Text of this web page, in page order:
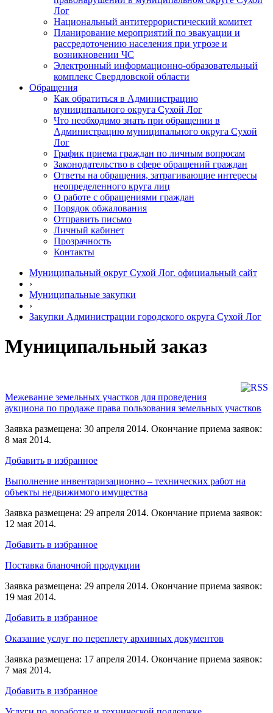
Лог
Национальный антитеррористический комитет
Планирование мероприятий по эвакуации и
рассредоточению населения при угрозе и
возникновении ЧС
Электронный информационно-образовательный
комплекс Свердловской области
Обращения
Как обратиться в Администрацию
муниципального округа Сухой Лог
Что необходимо знать при обращении в
Администрацию муниципального округа Сухой
Лог
График приема граждан по личным вопросам
Законодательство в сфере обращений граждан
Ответы на обращения, затрагивающие интересы
неопределенного круга лиц
О работе с обращениями граждан
Порядок обжалования
Отправить письмо
Личный кабинет
Прозрачность
Контакты
Муниципальный округ Сухой Лог. официальный сайт
›
Муниципальные закупки
›
Закупки Администрации городского округа Сухой Лог
Муниципальный заказ
Межевание земельных участков для проведения
аукциона по продаже права пользования земельных участков
Заявка размещена: 30 апреля 2014. Окончание приема заявок:
8 мая 2014.
Добавить в избранное
Выполнение инвентаризационно – технических работ на
объекты недвижимого имущества
Заявка размещена: 29 апреля 2014. Окончание приема заявок:
12 мая 2014.
Добавить в избранное
Поставка бланочной продукции
Заявка размещена: 29 апреля 2014. Окончание приема заявок:
19 мая 2014.
Добавить в избранное
Оказание услуг по переплету архивных документов
Заявка размещена: 17 апреля 2014. Окончание приема заявок:
7 мая 2014.
Добавить в избранное